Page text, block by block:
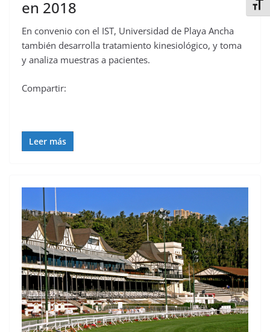
en 2018
En convenio con el IST, Universidad de Playa Ancha
también desarrolla tratamiento kinesiológico, y toma
y analiza muestras a pacientes.
Compartir:
Leer más